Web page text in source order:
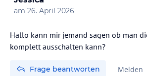
am 26. April 2026
Hallo kann mir jemand sagen ob man
komplett ausschalten kann?
Frage beantworten Melden